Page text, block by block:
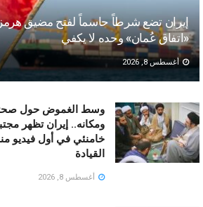
إيران تضع شرطاً حاسماً لفتح مضيق
«اتفاق عُمان» وحده لا يكفي
أغسطس 8, 2026
وسط الغموض حول
ومكانه.. إيران تظهر
خامنئي في أول فيديو
القيادة
أغسطس 8, 2026